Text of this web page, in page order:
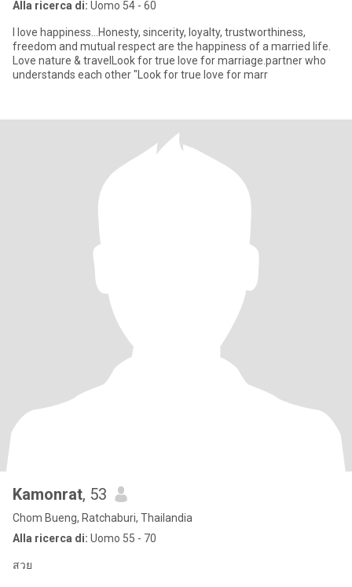
Alla ricerca di: Uomo 54 - 60
I love happiness...Honesty, sincerity, loyalty, trustworthiness,
freedom and mutual respect are the happiness of a married life.
Love nature & travelLook for true love for marriage.partner who
understands each other "Look for true love for marr
Kamonrat, 53
Chom Bueng, Ratchaburi, Thailandia
Alla ricerca di: Uomo 55 - 70
สวย